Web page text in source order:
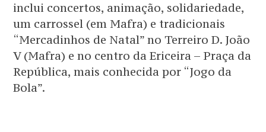
inclui concertos, animação, solidariedade,
um carrossel (em Mafra) e tradicionais
“Mercadinhos de Natal” no Terreiro D. João
V (Mafra) e no centro da Ericeira – Praça da
República, mais conhecida por “Jogo da
Bola”.